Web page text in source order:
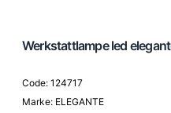
Werkstattlampe led
Code: 124717
Marke: ELEGANTE